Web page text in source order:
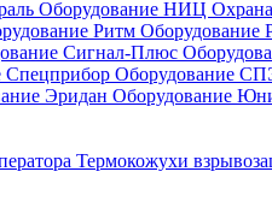
Оборудование НИЦ Охрана
Ритм Оборудование
Сигнал-Плюс
Спецприбор Оборудование
Эридан Оборудование
Термокожухи